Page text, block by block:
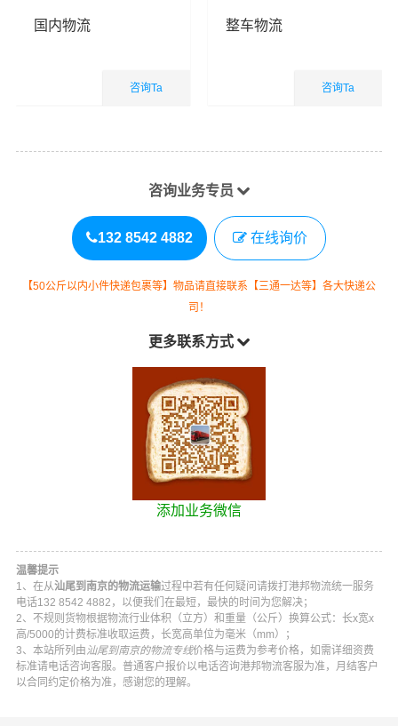
国内物流
咨询Ta
整车物流
咨询Ta
咨询业务专员
132 8542 4882 在线询价
【50公斤以内小件快递包裹等】物品请直接联系【三通一达等】各大快递公
司！
更多联系方式
添加业务微信
温馨提示
1、在从汕尾到南京的物流运输过程中若有任何疑问请拨打港邦物流统一服务
电话132 8542 4882 ，以便我们在最短，最快的时间为您解决；
2、不规则货物根据物流行业体积（立方）和重量（公斤）换算公式：长x宽x
高/5000的计费标准收取运费，长宽高单位为毫米（mm）；
3、本站所列由汕尾到南京的物流专线价格与运费为参考价格，如需详细资费
标准请电话咨询客服。普通客户报价以电话咨询港邦物流客服为准，月结客户
以合同约定价格为准，感谢您的理解。